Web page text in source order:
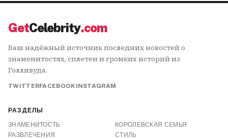
GetCelebrity.com
Ваш надёжный источник последних новостей о
знаменитостях, сплетен и громких историй из
Голливуда.
TWITTERFACEBOOK INSTAGRAM
РАЗДЕЛЫ
ЗНАМЕНИТОСТЬ
КОРОЛЕВСКАЯ СЕМЬЯ
РАЗВЛЕЧЕНИЯ
СТИЛЬ